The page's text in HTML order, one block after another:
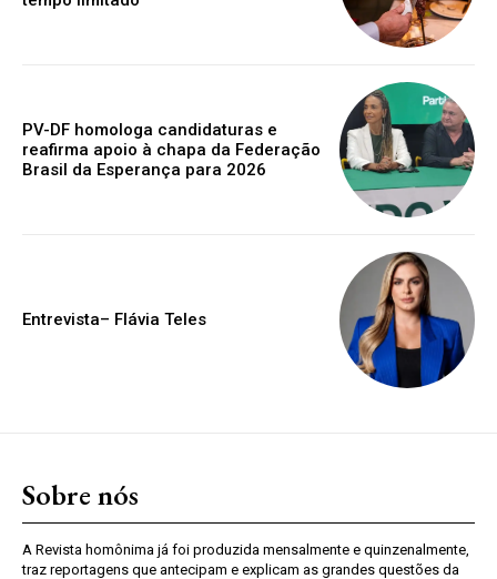
PV-DF homologa candidaturas e
reafirma apoio à chapa da Federação
Brasil da Esperança para 2026
Entrevista– Flávia Teles
Sobre nós
A Revista homônima já foi produzida mensalmente e quinzenalmente,
traz reportagens que antecipam e explicam as grandes questões da